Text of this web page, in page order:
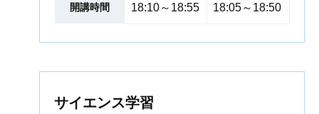
開講時間 18:10～18:55 18:05～18:50
サイエンス学習